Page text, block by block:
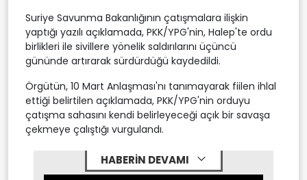
Suriye Savunma Bakanlığının çatışmalara ilişkin
yaptığı yazılı açıklamada, PKK/YPG'nin, Halep'te ordu
birlikleri ile sivillere yönelik saldırılarını üçüncü
gününde artırarak sürdürdüğü kaydedildi.
Örgütün, 10 Mart Anlaşması'nı tanımayarak fiilen ihlal
ettiği belirtilen açıklamada, PKK/YPG'nin orduyu
çatışma sahasını kendi belirleyeceği açık bir savaşa
çekmeye çalıştığı vurgulandı.
HABERİN DEVAMI